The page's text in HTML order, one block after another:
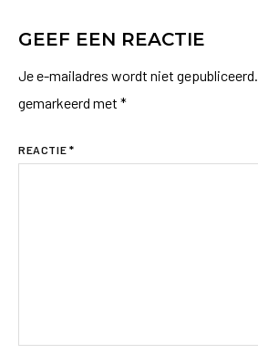
GEEF EEN REACTIE
Je e-mailadres wordt niet gepubliceerd.
gemarkeerd met *
REACTIE *